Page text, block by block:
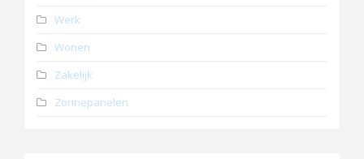
Werk
Wonen
Zakelijk
Zonnepanelen